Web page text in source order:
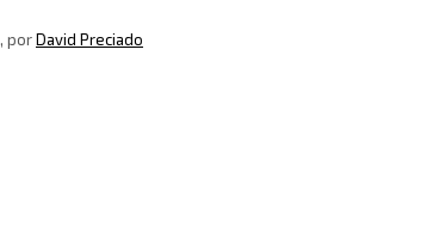
, porDavid Preciado